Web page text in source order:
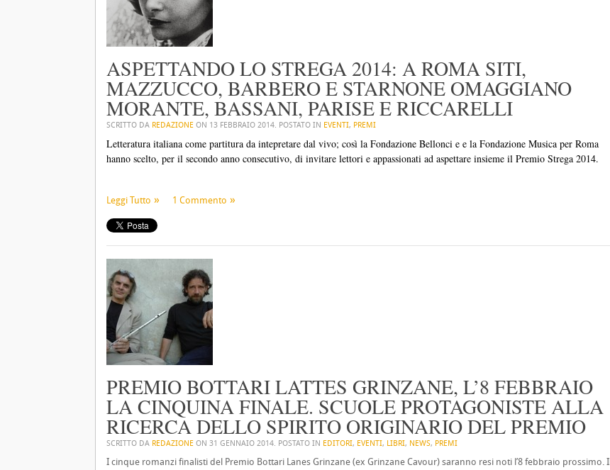
ASPETTANDO LO STREGA 2014: A ROMA SITI,
MAZZUCCO, BARBERO E STARNONE OMAGGIANO
MORANTE, BASSANI, PARISE E RICCARELLI
SCRITTO DA REDAZIONE ON 13 FEBBRAIO 2014. POSTATO IN EVENTI, PREMI
Letteratura italiana come partitura da intepretare dal vivo; così la Fondazione Bellonci e e la Fondazione Musica per Roma
hanno scelto, per il secondo anno consecutivo, di invitare lettori e appassionati ad aspettare insieme il Premio Strega 2014.
Leggi Tutto 1 Commento
PREMIO BOTTARI LATTES GRINZANE, L’8 FEBBRAIO
LA CINQUINA FINALE. SCUOLE PROTAGONISTE ALLA
RICERCA DELLO SPIRITO ORIGINARIO DEL PREMIO
SCRITTO DA REDAZIONE ON 31 GENNAIO 2014. POSTATO IN EDITORI, EVENTI, LIBRI, NEWS, PREMI
I cinque romanzi finalisti del Premio Bottari Lanes Grinzane (ex Grinzane Cavour) saranno resi noti l’8 febbraio prossimo. Il